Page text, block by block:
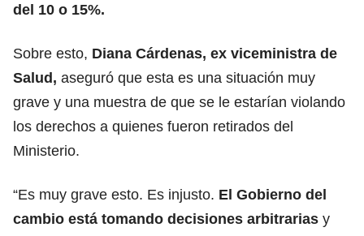
del 10 o 15%.
Sobre esto, Diana Cárdenas, ex viceministra de
Salud, aseguró que esta es una situación muy
grave y una muestra de que se le estarían violando
los derechos a quienes fueron retirados del
Ministerio.
“Es muy grave esto. Es injusto. El Gobierno del
cambio está tomando decisiones arbitrarias y